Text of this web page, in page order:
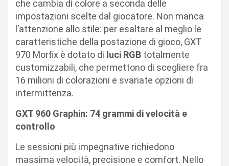
che cambia di colore a seconda delle
impostazioni scelte dal giocatore. Non manca
l’attenzione allo stile: per esaltare al meglio le
caratteristiche della postazione di gioco, GXT
970 Morfix è dotato di luci RGB totalmente
customizzabili, che permettono di scegliere fra
16 milioni di colorazioni e svariate opzioni di
intermittenza.
GXT 960 Graphin: 74 grammi di velocità e
controllo
Le sessioni più impegnative richiedono
massima velocità, precisione e comfort. Nello